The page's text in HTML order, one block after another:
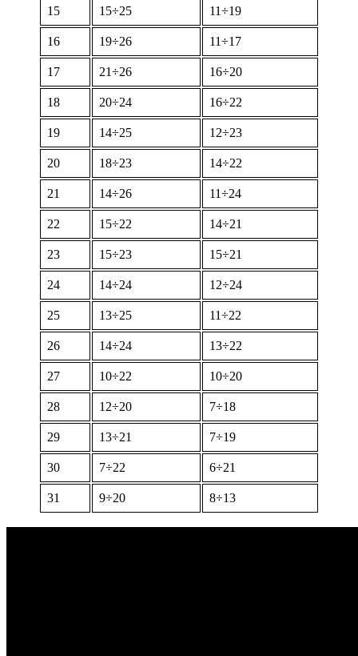
15 15÷25 11÷19
16 19÷26 11÷17
17 21÷26 16÷20
18 20÷24 16÷22
19 14÷25 12÷23
20 18÷23 14÷22
21 14÷26 11÷24
22 15÷22 14÷21
23 15÷23 15÷21
24 14÷24 12÷24
25 13÷25 11÷22
26 14÷24 13÷22
27 10÷22 10÷20
28 12÷20 7÷18
29 13÷21 7÷19
30 7÷22 6÷21
31 9÷20 8÷13